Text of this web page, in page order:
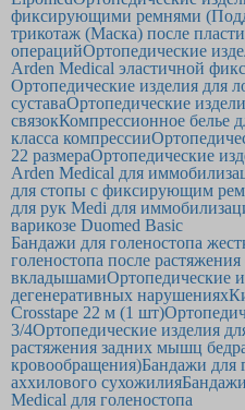
фиксирующими ремнями
трикотаж (Маска) после
операцийОртопедические
Arden Medical эластичной
Ортопедические изделия для
суставаОртопедические
связокКомпрессионное белье
класса компрессии
22 размераОртопедические
Arden Medical для
для стопы с фиксирующим
для рук Medi для
варикозе Duomed Basic
Бандажи для голеностопа
голеностопа после
вкладышамиОртопедические
дегенеративных нарушениях
Crosstape 22 м (1 шт)
3/4Ортопедические изделия
растяжения задних мышц
кровообращения)Бандажи для
аххилового сухожилия
Medical для голеностопа